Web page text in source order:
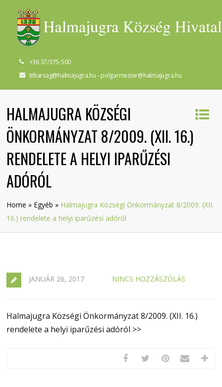
+36 37/375-500
titkarsag@halmajugra.hu - polgarmester@halmajugra.hu
HALMAJUGRA KÖZSÉGI
ÖNKORMÁNYZAT 8/2009. (XII. 16.)
RENDELETE A HELYI IPARŰZÉSI
ADÓRÓL
Home » Egyéb » Halmajugra Községi Önkormányzat 8/2009. (XII.
16.) rendelete a helyi iparűzési adóról
JANUÁR 26, 2017 NINCS HOZZÁSZÓLÁS
Halmajugra Községi Önkormányzat 8/2009. (XII. 16.)
rendelete a helyi iparűzési adóról >>